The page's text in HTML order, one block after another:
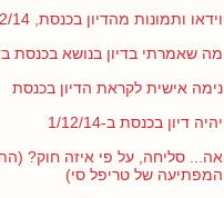
וידאו ותמונות מהדיון בכנסת, 12/14
מה שאמרתי בדיון בנושא בכנסת
נימה אישית לקראת הדיון בכנסת
יהיה דיון בכנסת ב-1/12/14
אה... סליחה, על פי איזה חוק?
המפתיעה של טריפל סי)